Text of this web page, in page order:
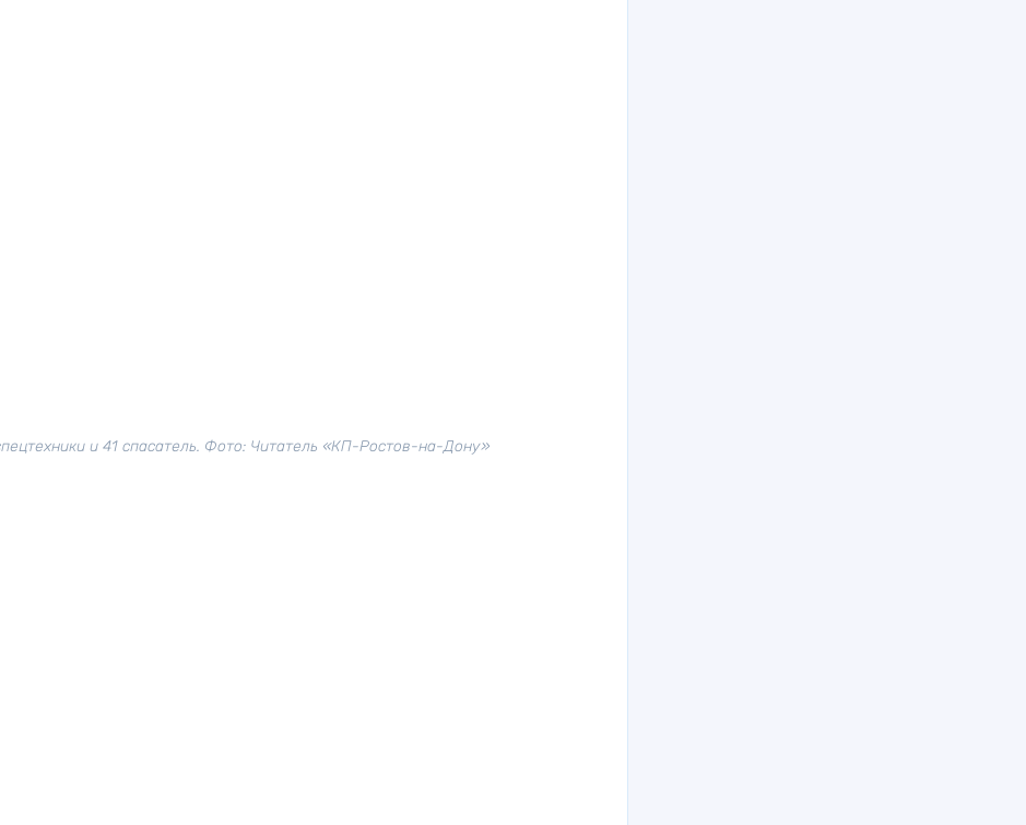
и 41 спасатель. Фото: Читатель «КП-Ростов-на-Дону»